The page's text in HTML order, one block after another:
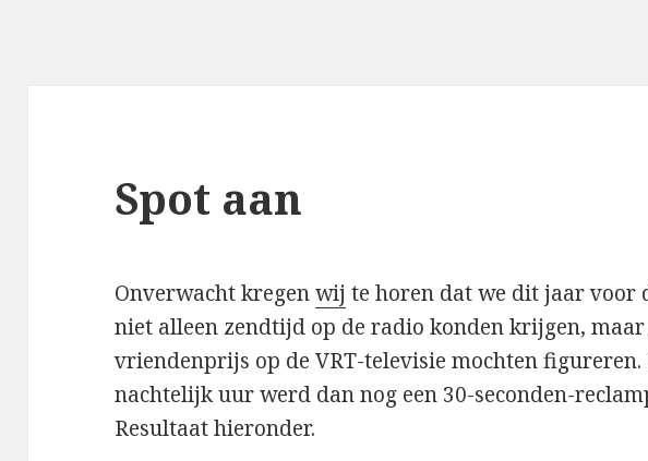
Spot aan
Onverwacht kregenwij te horen dat we dit jaar voor
niet alleen zendtijd op de radio konden krijgen,
vriendenprijs op de VRT-televisie mochten figureren.
nachtelijk uur werd dan nog een 30-seconden-
Resultaat hieronder.